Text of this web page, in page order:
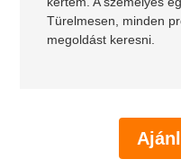
Türelmesen, minden
megoldást keresni.